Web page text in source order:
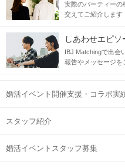
実際のパーティーの
交えてご紹介します
しあわせエピソ
IBJ Matchingで出
報告やメッセージを
婚活イベント開催支援・コラボ実
スタッフ紹介
婚活イベントスタッフ募集